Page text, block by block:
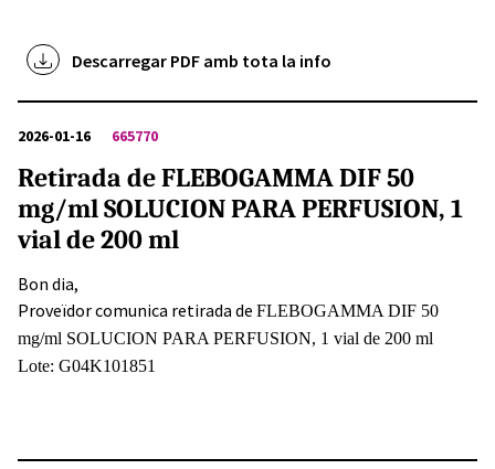
Descarregar PDF amb tota la info
2026-01-16 665770
Retirada de FLEBOGAMMA DIF 50
mg/ml SOLUCION PARA PERFUSION, 1
vial de 200 ml
Bon dia,
Proveïdor comunica retirada de FLEBOGAMMA DIF 50
mg/ml SOLUCION PARA PERFUSION, 1 vial de 200 ml
Lote: G04K101851